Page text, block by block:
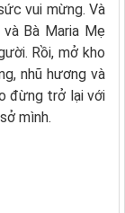
vui mừng. Và
Bà Maria Mẹ
Rồi, mở kho
nhũ hương và
đừng trở lại với
mình.